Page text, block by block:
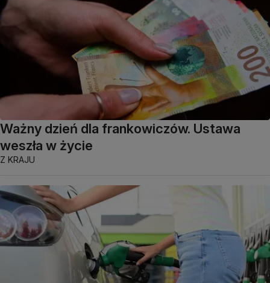
Ważny dzień dla frankowiczów. Ustawa
weszła w życie
Z KRAJU